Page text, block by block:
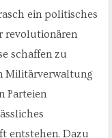
ein politisches
revolutionären
schaffen zu
Militärverwaltung
Parteien
entstehen. Dazu